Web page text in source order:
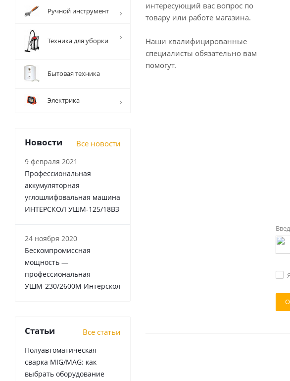
интересующий вас вопрос по
товару или работе магазина.
Наши квалифицированные
специалисты обязательно вам
помогут.
Ручной инструмент
Техника для уборки
Бытовая техника
Электрика
Новости Все новости
9 февраля 2021
Профессиональная
аккумуляторная
углошлифовальная машина
ИНТЕРСКОЛ УШМ-125/18ВЭ
24 ноября 2020
Бескомпромиссная
мощность —
профессиональная
УШМ-230/2600М Интерскол
Статьи Все статьи
Полуавтоматическая
сварка MIG/MAG: как
выбрать оборудование